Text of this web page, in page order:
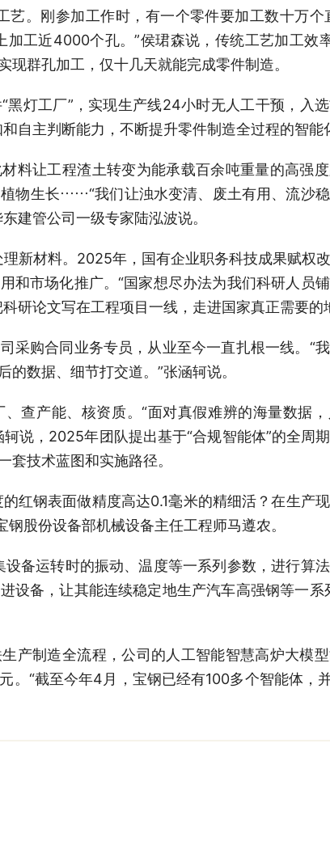
。刚参加工作时，有一个零件要加工数十万个
工近4000个孔。”侯珺森说，传统工艺加工效
群孔加工，仅十几天就能完成零件制造。
灯工厂”，实现生产线24小时无人工干预，入
自主判断能力，不断提升零件制造全过程的智能
让工程渣土转变为能承载百余吨重量的高强
物生长……“我们让浊水变清、废土有用、流沙
建管公司一级专家陆泓波说。
材料。2025年，国有企业职务科技成果赋权
和市场化推广。“国家想尽办法为我们科研人员
研论文写在工程项目一线，走进国家真正需要的
购合同业务专员，从业至今一直扎根一线。“
数据、细节打交道。”张涵轲说。
产能、核资质。“面对真假难辨的海量数据，
说，2025年团队提出基于“合规智能体”的全周
套技术蓝图和实施路径。
钢表面做精度高达0.1毫米的精细活？在生产
股份设备部机械设备主任工程师马遵农。
备运转时的振动、温度等一系列参数，进行算
设备，让其能连续稳定地生产汽车高强钢等一系
制造全流程，公司的人工智能智慧高炉大模
。“截至今年4月，宝钢已经有100多个智能体，